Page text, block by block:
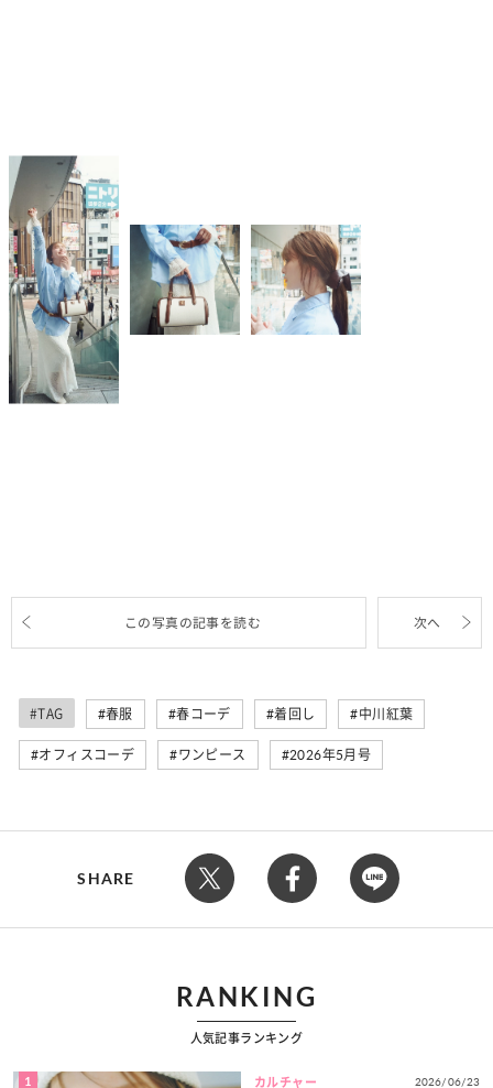
この写真の記事を読む 次へ
#TAG 春服 春コーデ 着回し 中川紅葉
オフィスコーデ ワンピース 2026年5月号
SHARE
RANKING
人気記事ランキング
1 カルチャー 2026/06/23